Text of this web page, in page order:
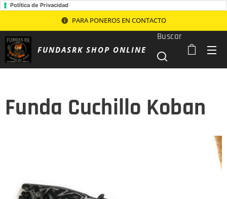
Política de Privacidad
PARA PONEROS EN CONTACTO
FUNDASRK SHOP ONLINE
Buscar
Funda Cuchillo Koban